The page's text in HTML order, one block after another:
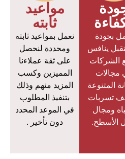
بجودة
ينافس
الشركات
مجالات
المتنوعة
تسربات
ومجال
الأسطح.
مواعيد
ثابته
نعمل بمواعيد ثابته
ومحددة لنحصل
على ثقة عملاءنا
المميزين وكسب
المزيد منهم وذلك
بتنفيذ المطلوب
في الموعد المحدد
دون تأخير .